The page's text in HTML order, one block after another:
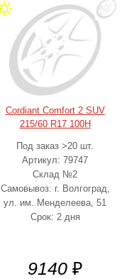
Cordiant Comfort 2 SUV
215/60 R17 100H
Под заказ >20 шт.
Артикул: 79747
Склад №2
Самовывоз: г. Волгоград,
ул. им. Менделеева, 51
Срок: 2 дня
9140 ₽